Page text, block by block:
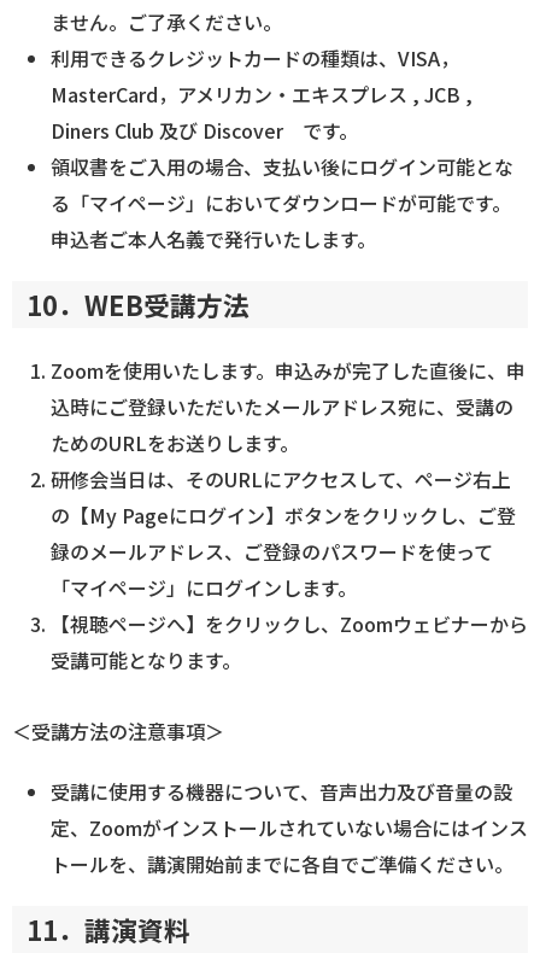
ません。ご了承ください。
利用できるクレジットカードの種類は、VISA，
MasterCard，アメリカン・エキスプレス , JCB ,
Diners Club 及び Discover です。
領収書をご入用の場合、支払い後にログイン可能とな
る「マイページ」においてダウンロードが可能です。
申込者ご本人名義で発行いたします。
10．WEB受講方法
Zoomを使用いたします。申込みが完了した直後に、申
込時にご登録いただいたメールアドレス宛に、受講の
ためのURLをお送りします。
研修会当日は、そのURLにアクセスして、ページ右上
の【My Pageにログイン】ボタンをクリックし、ご登
録のメールアドレス、ご登録のパスワードを使って
「マイページ」にログインします。
【視聴ページへ】をクリックし、Zoomウェビナーから
受講可能となります。
＜受講方法の注意事項＞
受講に使用する機器について、音声出力及び音量の設
定、Zoomがインストールされていない場合にはインス
トールを、講演開始前までに各自でご準備ください。
11．講演資料